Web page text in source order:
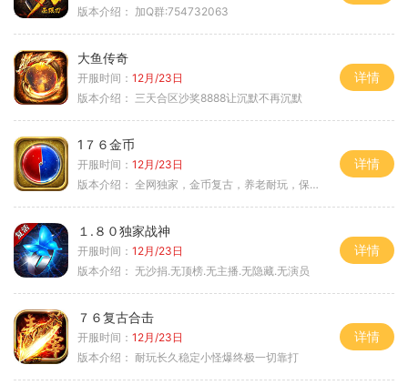
版本介绍： 加Q群:754732063
大鱼传奇
开服时间： 12月/23日
版本介绍： 三天合区沙奖8888让沉默不再沉默
详情
1７６金币
开服时间： 12月/23日
版本介绍： 全网独家，金币复古，养老耐玩，保底回収
详情
１.８０独家战神
开服时间： 12月/23日
版本介绍： 无沙捐.无顶榜.无主播.无隐藏.无演员
详情
７６复古合击
开服时间： 12月/23日
版本介绍： 耐玩长久稳定小怪爆终极一切靠打
详情